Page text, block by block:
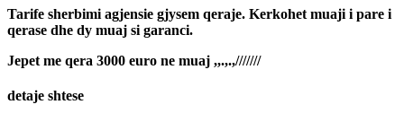
Tarife sherbimi agjensie gjysem qeraje. Kerkohet muaji i pare i
qerase dhe dy muaj si garanci.
Jepet me qera 3000 euro ne muaj ,,.,.,///////
detaje shtese